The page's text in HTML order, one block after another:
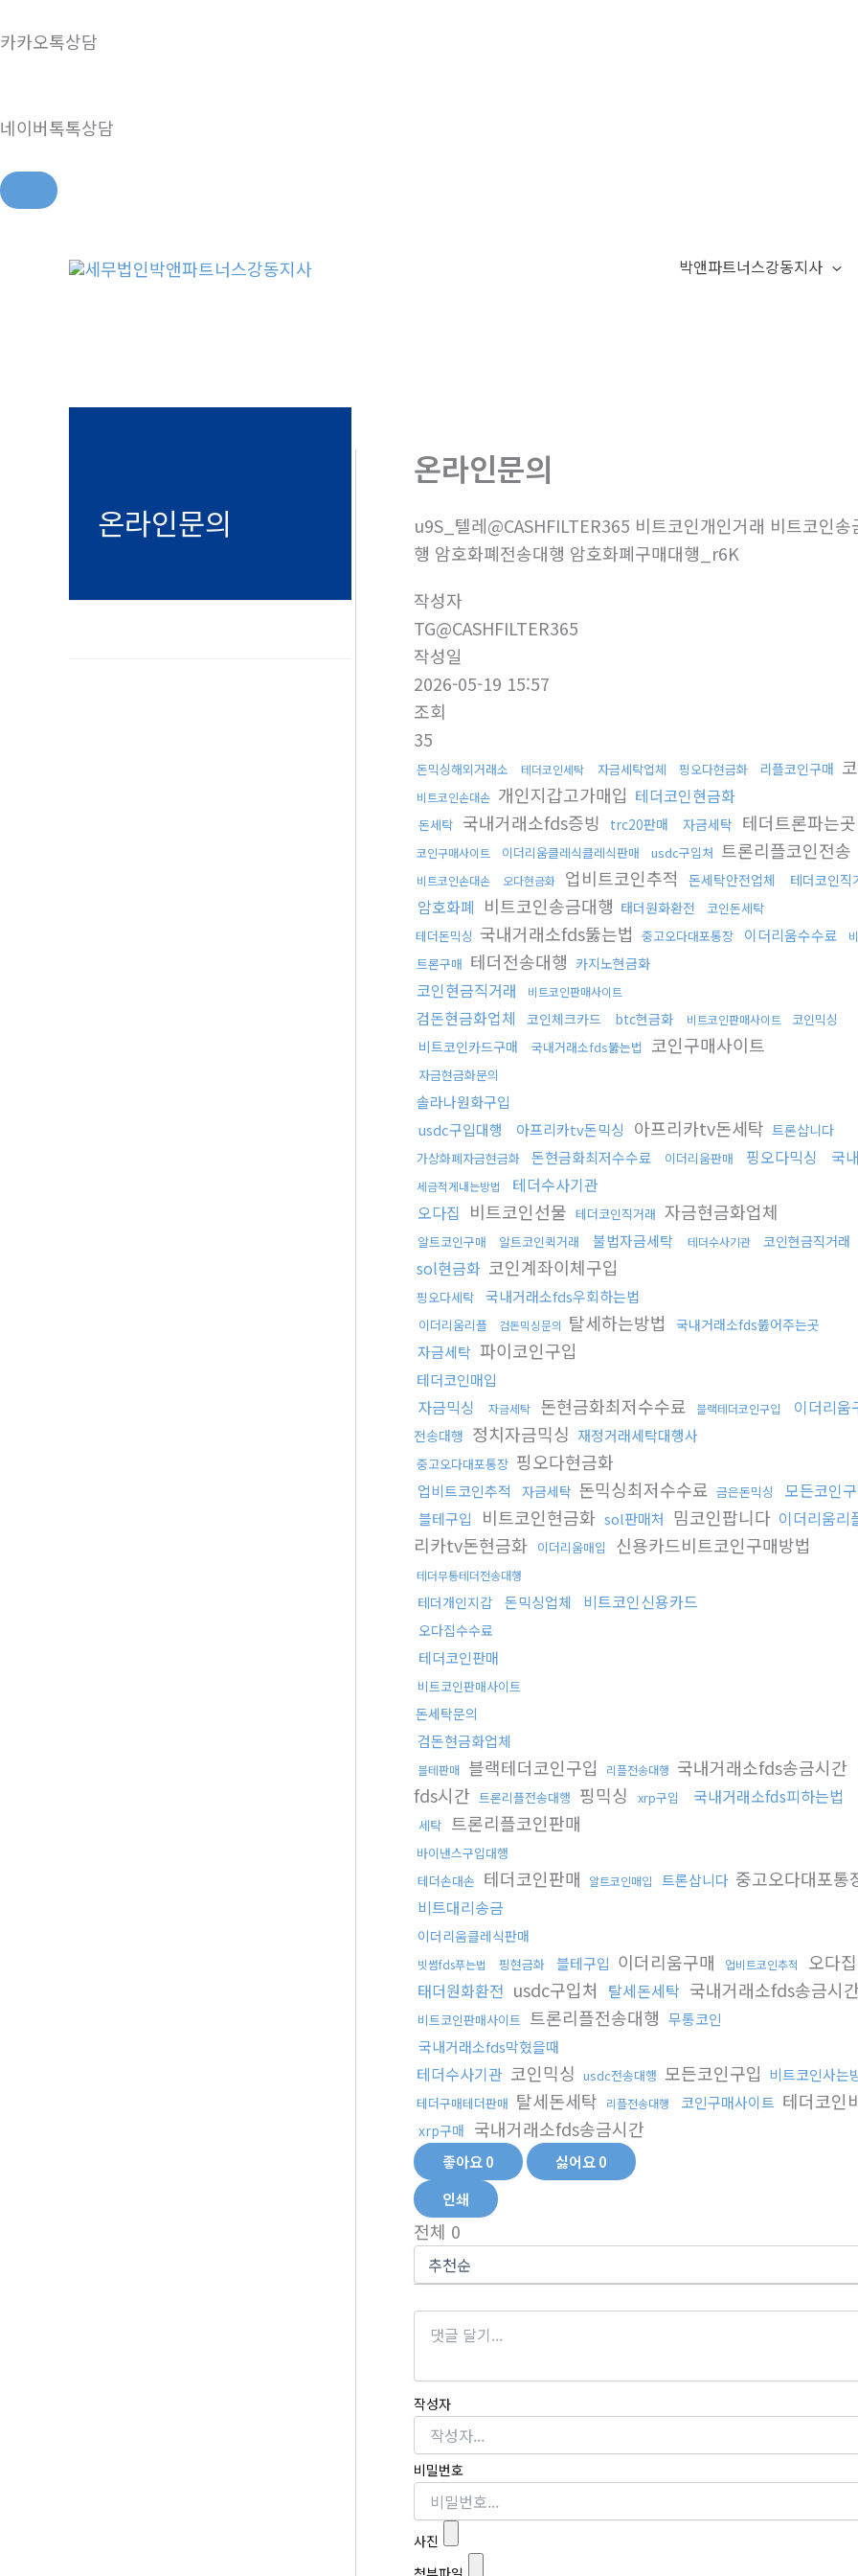
카카오톡상담
네이버톡톡상담
박앤파트너스강동지사
온라인문의
온라인문의
u9S_텔레@CASHFILTER365 비트코인개인거래 비트코인
행 암호화폐전송대행 암호화폐구매대행_r6K
작성자
TG@CASHFILTER365
작성일
2026-05-19 15:57
조회
35
돈믹싱해외거래소 테더코인세탁 자금세탁업체 핑오다현금화 리플코인구매
비트코인손대손 개인지갑고가매입 테더코인현금화
돈세탁 국내거래소fds증빙 trc20판매 자금세탁 테더트론파는곳
코인구매사이트 이더리움클레식클레식판매 usdc구입처 트론리플코인전송
비트코인손대손 오다현금화 업비트코인추적 돈세탁안전업체 테더코인직
암호화폐 비트코인송금대행 태더원화환전
코인돈세탁
테더돈믹싱 국내거래소fds뚫는법 중고오다대포통장 이더리움수수료
트론구매 테더전송대행 카지노현금화
코인현금직거래 비트코인판매사이트
검돈현금화업체 코인체크카드 btc현금화 비트코인판매사이트 코인믹싱
비트코인카드구매 국내거래소fds뚫는법 코인구매사이트
자금현금화문의
솔라나원화구입
usdc구입대행
아프리카tv돈믹싱 아프리카tv돈세탁 트론삽니다
가상화폐자금현금화 돈현금화최저수수료 이더리움판매 핑오다믹싱 국
세금적게내는방법
테더수사기관
오다집 비트코인선물 테더코인직거래 자금현금화업체
알트코인구매 알트코인퀵거래 불법자금세탁 테더수사기관 코인현금직거래
sol현금화 코인계좌이체구입
핑오다세탁 국내거래소fds우회하는법
이더리움리플 검돈믹싱문의 탈세하는방법 국내거래소fds뚫어주는곳
자금세탁 파이코인구입
테더코인매입
자금믹싱 자금세탁 돈현금화최저수수료 블랙테더코인구입 이더리움
전송대행 정치자금믹싱 재정거래세탁대행사
중고오다대포통장 핑오다현금화
업비트코인추적 자금세탁 돈믹싱최저수수료 금은돈믹싱 모든코인
블테구입
비트코인현금화 sol판매처 밈코인팝니다 이더리움리
리카tv돈현금화 이더리움매입 신용카드비트코인구매방법
테더무통테더전송대행
테더개인지갑 돈믹싱업체 비트코인신용카드
오다집수수료
테더코인판매
비트코인판매사이트
돈세탁문의
검돈현금화업체
블테판매 블랙테더코인구입 리플전송대행 국내거래소fds송금시간
fds시간 트론리플전송대행 핑믹싱 xrp구입 국내거래소fds피하는법
세탁 트론리플코인판매
바이낸스구입대행
테더손대손 테더코인판매 알트코인매입 트론삽니다 중고오다대포통
비트대리송금
이더리움클레식판매
빗썸fds푸는법 핑현금화 블테구입 이더리움구매 업비트코인추적 오다집
태더원화환전 usdc구입처 탈세돈세탁 국내거래소fds송금시간
비트코인판매사이트 트론리플전송대행 무통코인
국내거래소fds막혔을때
테더수사기관 코인믹싱 usdc전송대행 모든코인구입 비트코인사는
테더구매테더판매 탈세돈세탁 리플전송대행 코인구매사이트 테더코인
xrp구매 국내거래소fds송금시간
좋아요0 싫어요0
인쇄
전체 0
작성자
비밀번호
사진